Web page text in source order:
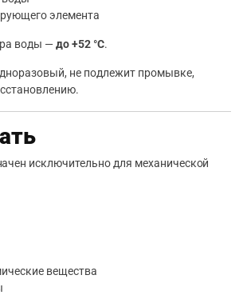
элемента
воды —до +52 °C.
не подлежит промывке,
исключительно для механической
вещества